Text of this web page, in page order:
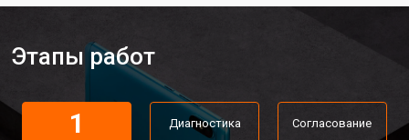
Этапы работ
1 Диагностика Согласование